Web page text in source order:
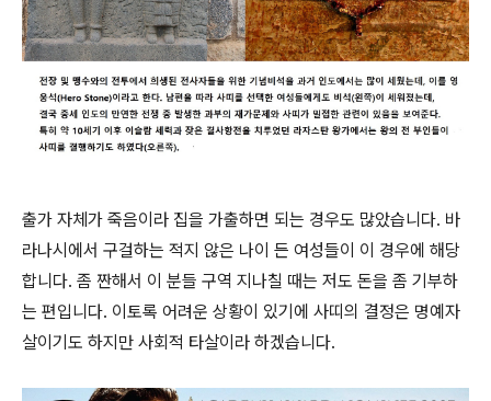
출가 자체가 죽음이라 집을 가출하면 되는 경우도 많았습니다. 바
라나시에서 구걸하는 적지 않은 나이 든 여성들이 이 경우에 해당
합니다. 좀 짠해서 이 분들 구역 지나칠 때는 저도 돈을 좀 기부하
는 편입니다. 이토록 어려운 상황이 있기에 사띠의 결정은 명예자
살이기도 하지만 사회적 타살이라 하겠습니다.